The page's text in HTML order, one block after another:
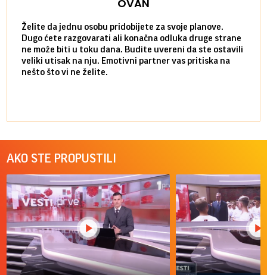
OVAN
Želite da jednu osobu pridobijete za svoje planove.
Dugo ćete razgovarati ali konačna odluka druge strane
ne može biti u toku dana. Budite uvereni da ste ostavili
veliki utisak na nju. Emotivni partner vas pritiska na
nešto što vi ne želite.
AKO STE PROPUSTILI